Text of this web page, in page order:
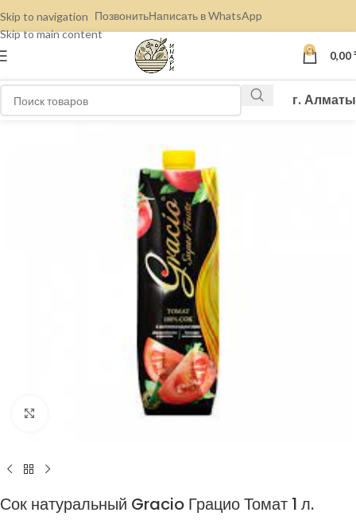
Skip to navigation
Skip to main content
ПозвонитьНаписать в WhatsApp
0 0,00
г. Алматы
Нажмите, чтобы увеличить
Сок натуральный Gracio Грацио Томат 1 л.